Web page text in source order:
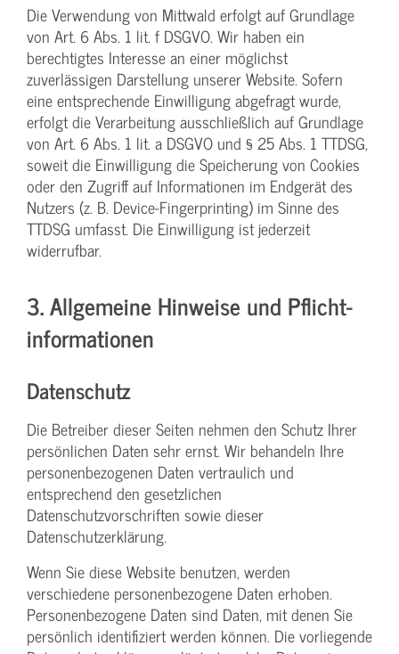
Die Verwendung von Mittwald erfolgt auf Grundlage
von Art. 6 Abs. 1 lit. f DSGVO. Wir haben ein
berechtigtes Interesse an einer möglichst
zuverlässigen Darstellung unserer Website. Sofern
eine entsprechende Einwilligung abgefragt wurde,
erfolgt die Verarbeitung ausschließlich auf Grundlage
von Art. 6 Abs. 1 lit. a DSGVO und § 25 Abs. 1 TTDSG,
soweit die Einwilligung die Speicherung von Cookies
oder den Zugriff auf Informationen im Endgerät des
Nutzers (z. B. Device-Fingerprinting) im Sinne des
TTDSG umfasst. Die Einwilligung ist jederzeit
widerrufbar.
3. Allgemeine Hinweise und Pflicht­
informationen
Datenschutz
Die Betreiber dieser Seiten nehmen den Schutz Ihrer
persönlichen Daten sehr ernst. Wir behandeln Ihre
personenbezogenen Daten vertraulich und
entsprechend den gesetzlichen
Datenschutzvorschriften sowie dieser
Datenschutzerklärung.
Wenn Sie diese Website benutzen, werden
verschiedene personenbezogene Daten erhoben.
Personenbezogene Daten sind Daten, mit denen Sie
persönlich identifiziert werden können. Die vorliegende